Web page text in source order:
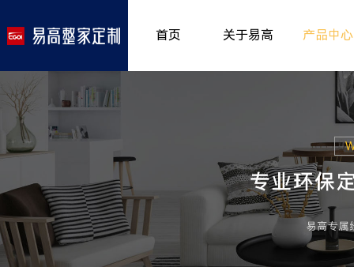
首页 关于易高
>
专卖形象 >
产品中心
室内非
儿童房
厨房空
餐厅空
客厅空
卧室空